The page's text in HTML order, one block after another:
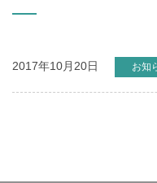
2017年10月20日 お知